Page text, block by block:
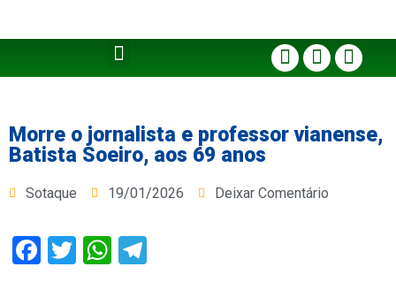
Morre o jornalista e professor vianense,
Batista Soeiro, aos 69 anos
Sotaque 19/01/2026 Deixar Comentário
Facebook
TwitterWhatsApp